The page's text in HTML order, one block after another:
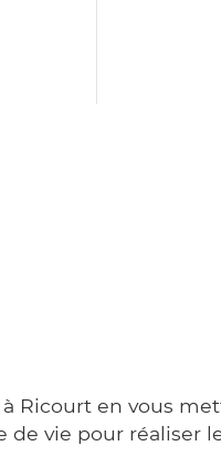
Ricourt en vous
de vie pour réaliser